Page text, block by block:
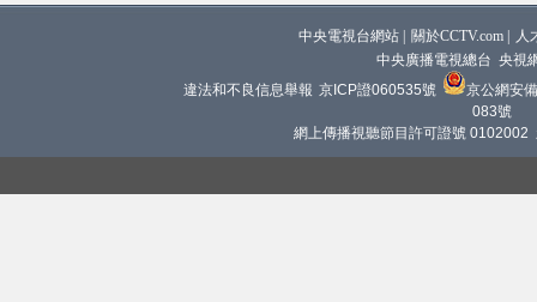
中央電視台網站 關於CCTV.com
人
中央廣播電視總台 央視
違法和不良信息舉報 京ICP證060535號
京公網安
083號
網上傳播視聽節目許可證號 0102002